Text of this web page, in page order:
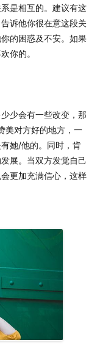
是相互的。建议有这
诉他你很在意这段关
的困惑及不安。如果
你的。
少会有一些改变，那
美对方好的地方，一
她/他的。同时，肯
展。当双方发觉自己
更加充满信心，这样